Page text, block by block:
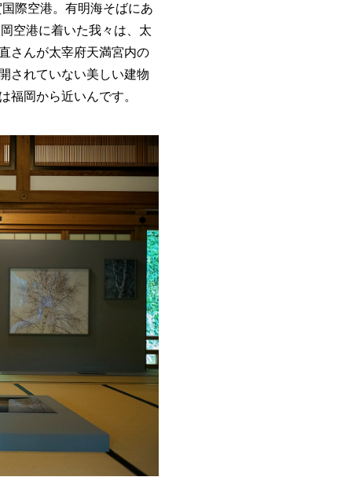
際空港。有明海そばにあ
空港に着いた我々は、太
さんが太宰府天満宮内の
されていない美しい建物
福岡から近いんです。